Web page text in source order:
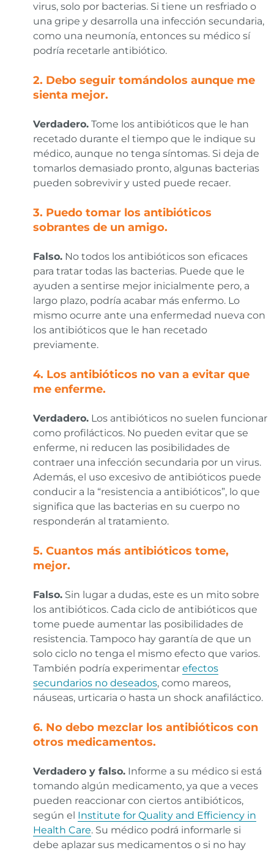
virus, solo por bacterias. Si tiene un resfriado o
una gripe y desarrolla una infección secundaria,
como una neumonía, entonces su médico sí
podría recetarle antibiótico.
2. Debo seguir tomándolos aunque me
sienta mejor.
Verdadero.Tome los antibióticos que le han
recetado durante el tiempo que le indique su
médico, aunque no tenga síntomas. Si deja de
tomarlos demasiado pronto, algunas bacterias
pueden sobrevivir y usted puede recaer.
3. Puedo tomar los antibióticos
sobrantes de un amigo.
Falso.No todos los antibióticos son eficaces
para tratar todas las bacterias. Puede que le
ayuden a sentirse mejor inicialmente pero, a
largo plazo, podría acabar más enfermo. Lo
mismo ocurre ante una enfermedad nueva con
los antibióticos que le han recetado
previamente.
4. Los antibióticos no van a evitar que
me enferme.
Verdadero.Los antibióticos no suelen funcionar
como profilácticos. No pueden evitar que se
enferme, ni reducen las posibilidades de
contraer una infección secundaria por un virus.
Además, el uso excesivo de antibióticos puede
conducir a la “resistencia a antibióticos”, lo que
significa que las bacterias en su cuerpo no
responderán al tratamiento.
5. Cuantos más antibióticos tome,
mejor.
Falso.Sin lugar a dudas, este es un mito sobre
los antibióticos. Cada ciclo de antibióticos que
tome puede aumentar las posibilidades de
resistencia. Tampoco hay garantía de que un
solo ciclo no tenga el mismo efecto que varios.
También podría experimentar efectos
secundarios no deseados, como mareos,
náuseas, urticaria o hasta un shock anafiláctico.
6. No debo mezclar los antibióticos con
otros medicamentos.
Verdadero y falso.Informe a su médico si está
tomando algún medicamento, ya que a veces
pueden reaccionar con ciertos antibióticos,
según el Institute for Quality and Efficiency in
Health Care. Su médico podrá informarle si
debe aplazar sus medicamentos o si no hay